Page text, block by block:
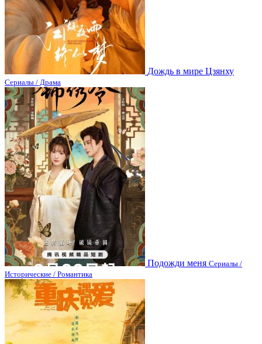
Дождь в мире Цзянху
Сериалы / Драма
Подожди меня Сериалы /
Исторические / Романтика